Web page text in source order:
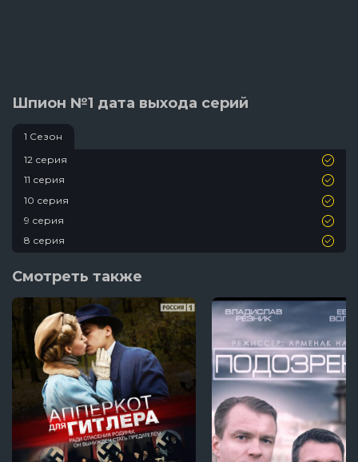
Шпион №1 дата выхода серий
1 Сезон
12 серия
11 серия
10 серия
9 серия
8 серия
6 серия
5 серия
4 серия
3 серия
2 серия
1 серия
Смотреть также